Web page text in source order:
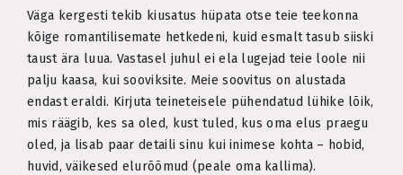
Väga kergesti tekib kiusatus hüpata otse teie teekonna
kõige romantilisemate hetkedeni, kuid esmalt tasub siiski
taust ära luua. Vastasel juhul ei ela lugejad teie loole nii
palju kaasa, kui sooviksite. Meie soovitus on alustada
endast eraldi. Kirjuta teineteisele pühendatud lühike lõik,
mis räägib, kes sa oled, kust tuled, kus oma elus praegu
oled, ja lisab paar detaili sinu kui inimese kohta – hobid,
huvid, väikesed elurõõmud (peale oma kallima).